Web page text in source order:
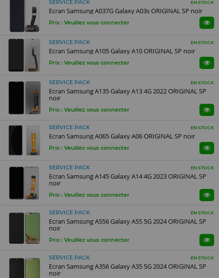
SERVICE PACK EN STOCK
Ecran Samsung A037G Galaxy A03s ORIGINAL SP noir
Prix : Veuillez vous connecter
SERVICE PACK EN STOCK
Ecran Samsung A105 Galaxy A10 ORIGINAL SP noir
Prix : Veuillez vous connecter
SERVICE PACK EN STOCK
Ecran Samsung A135 Galaxy A13 4G 2022 ORIGINAL SP
noir
Prix : Veuillez vous connecter
SERVICE PACK EN STOCK
Ecran Samsung A065 Galaxy A06 ORIGINAL SP noir
Prix : Veuillez vous connecter
SERVICE PACK EN STOCK
Ecran Samsung A145 Galaxy A14 4G 2023 ORIGINAL SP
noir
Prix : Veuillez vous connecter
SERVICE PACK EN STOCK
Ecran Samsung A556 Galaxy A55 5G 2024 ORIGINAL SP
noir
Prix : Veuillez vous connecter
SERVICE PACK EN STOCK
Ecran Samsung A356 Galaxy A35 5G 2024 ORIGINAL SP
noir